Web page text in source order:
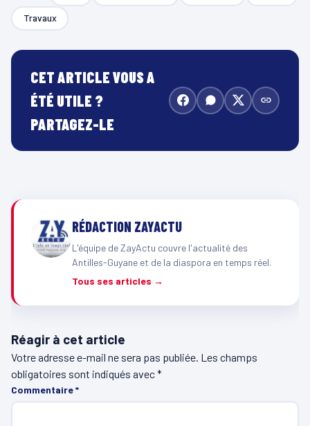
Travaux
CET ARTICLE VOUS A
ÉTÉ UTILE ?
PARTAGEZ-LE
RÉDACTION ZAYACTU
L'équipe de ZayActu couvre l'actualité des
Antilles-Guyane et de la diaspora en temps réel.
Tous ses articles →
Réagir à cet article
Votre adresse e-mail ne sera pas publiée. Les champs
obligatoires sont indiqués avec*
Commentaire*